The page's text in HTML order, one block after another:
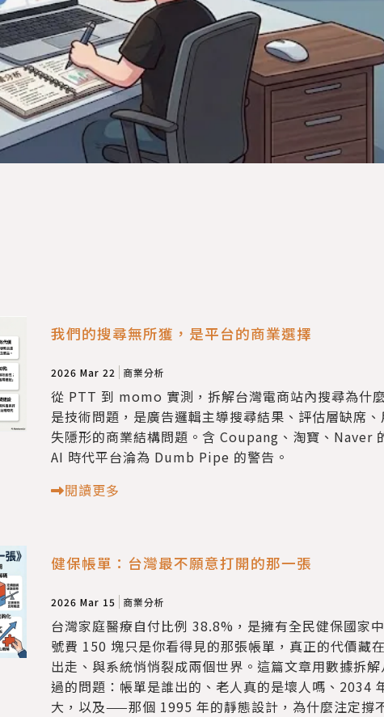
我們的搜尋無所獲，是平台的商業選擇
2026 Mar 22 商業分析
從 PTT 到 momo 實測，拆解台灣電商站內搜尋為什
是技術問題，是廣告邏輯主導搜尋結果、評估層缺席
失隱形的商業結構問題。含 Coupang、淘寶、Naver
AI 時代平台淪為 Dumb Pipe 的警告。
閱讀更多
健保帳單：台灣最不願意打開的那一張
2026 Mar 15 商業分析
台灣家庭醫療自付比例 38.8%，是擁有全民健保國家
號費 150 塊只是你看得見的那張帳單，真正的代價藏
出走、與系統悄悄裂成兩個世界。這篇文章用數據拆
過的問題：帳單是誰出的、老人真的是壞人嗎、2034
大，以及——那個 1995 年的靜態設計，為什麼注定撐